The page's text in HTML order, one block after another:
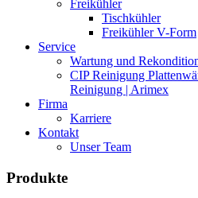
Freikühler
Tischkühler
Freikühler V-Form
Service
Wartung und
CIP Reinigung
Reinigung | Arimex
Firma
Karriere
Kontakt
Unser Team
Produkte